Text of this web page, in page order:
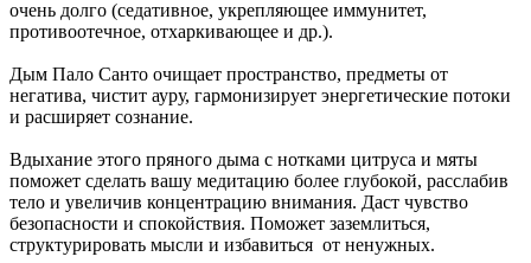
очень долго (седативное, укрепляющее иммунитет,
противоотечное, отхаркивающее и др.).
Дым Пало Санто очищает пространство, предметы от
негатива, чистит ауру, гармонизирует энергетические потоки
и расширяет сознание.
Вдыхание этого пряного дыма с нотками цитруса и мяты
поможет сделать вашу медитацию более глубокой, расслабив
тело и увеличив концентрацию внимания. Даст чувство
безопасности и спокойствия. Поможет заземлиться,
структурировать мысли и избавиться от ненужных.